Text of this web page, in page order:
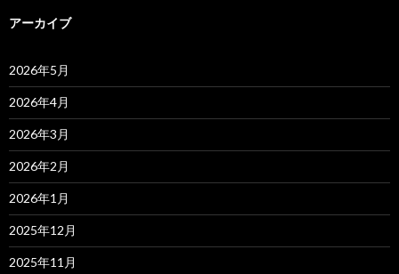
アーカイブ
2026年5月
2026年4月
2026年3月
2026年2月
2026年1月
2025年12月
2025年11月